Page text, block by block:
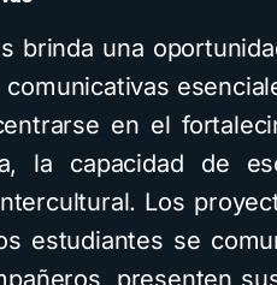
brinda una
en el
la capacidad de
Los
estudiantes se
presenten